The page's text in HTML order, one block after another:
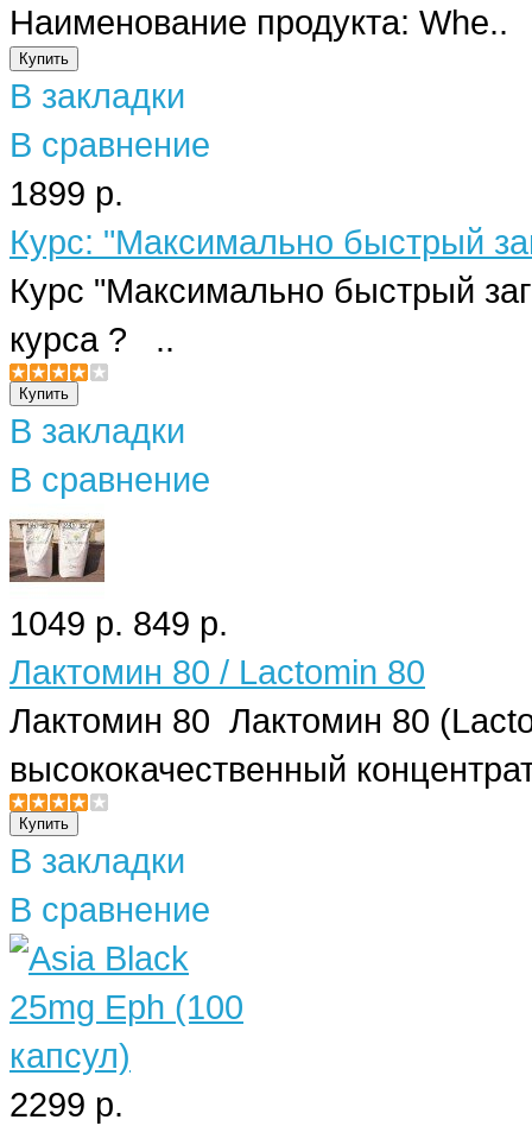
Наименование продукта: Whe..
В закладки
В сравнение
1899 р.
Курс: "Максимально быстрый
Курс "Максимально быстрый
курса ? ..
В закладки
В сравнение
1049 р. 849 р.
Лактомин 80 / Lactomin 80
Лактомин 80 Лактомин 80
высококачественный
В закладки
В сравнение
2299 р.